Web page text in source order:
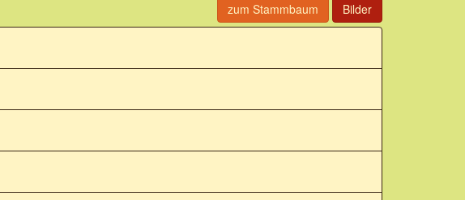
zum Stammbaum Bilder